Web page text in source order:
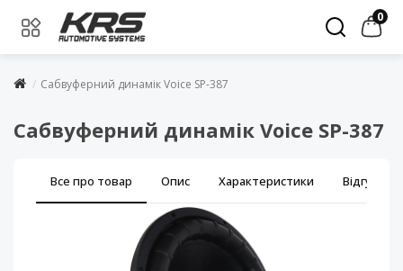
0
Сабвуферний динамік Voice SP-387
Сабвуферний динамік Voice SP-387
Все про товар Опис Характеристики Відгуки (0)